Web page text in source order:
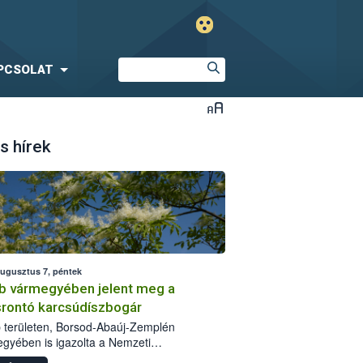
hírek
7, péntek
vármegyében jelent meg a
karcsúdíszbogár
területen, Borsod-Abaúj-Zemplén
is igazolta a Nemzeti
biztonsági Hivatal (Nébih) a